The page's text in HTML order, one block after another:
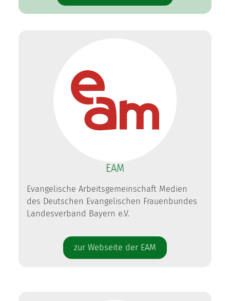
EAM
Evangelische Arbeitsgemeinschaft Medien
des Deutschen Evangelischen Frauenbundes
Landesverband Bayern e.V.
zur Webseite der EAM